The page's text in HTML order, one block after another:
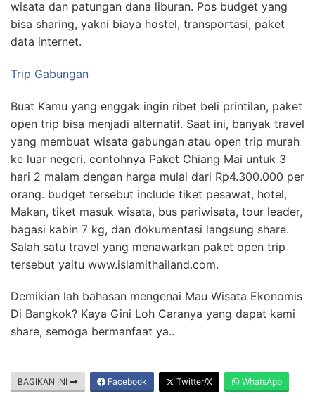
wisata dan patungan dana liburan. Pos budget yang
bisa sharing, yakni biaya hostel, transportasi, paket
data internet.
Trip Gabungan
Buat Kamu yang enggak ingin ribet beli printilan, paket
open trip bisa menjadi alternatif. Saat ini, banyak travel
yang membuat wisata gabungan atau open trip murah
ke luar negeri. contohnya Paket Chiang Mai untuk 3
hari 2 malam dengan harga mulai dari Rp4.300.000 per
orang. budget tersebut include tiket pesawat, hotel,
Makan, tiket masuk wisata, bus pariwisata, tour leader,
bagasi kabin 7 kg, dan dokumentasi langsung share.
Salah satu travel yang menawarkan paket open trip
tersebut yaitu www.islamithailand.com.
Demikian lah bahasan mengenai Mau Wisata Ekonomis
Di Bangkok? Kaya Gini Loh Caranya yang dapat kami
share, semoga bermanfaat ya..
BAGIKAN INI Facebook Twitter/X WhatsApp